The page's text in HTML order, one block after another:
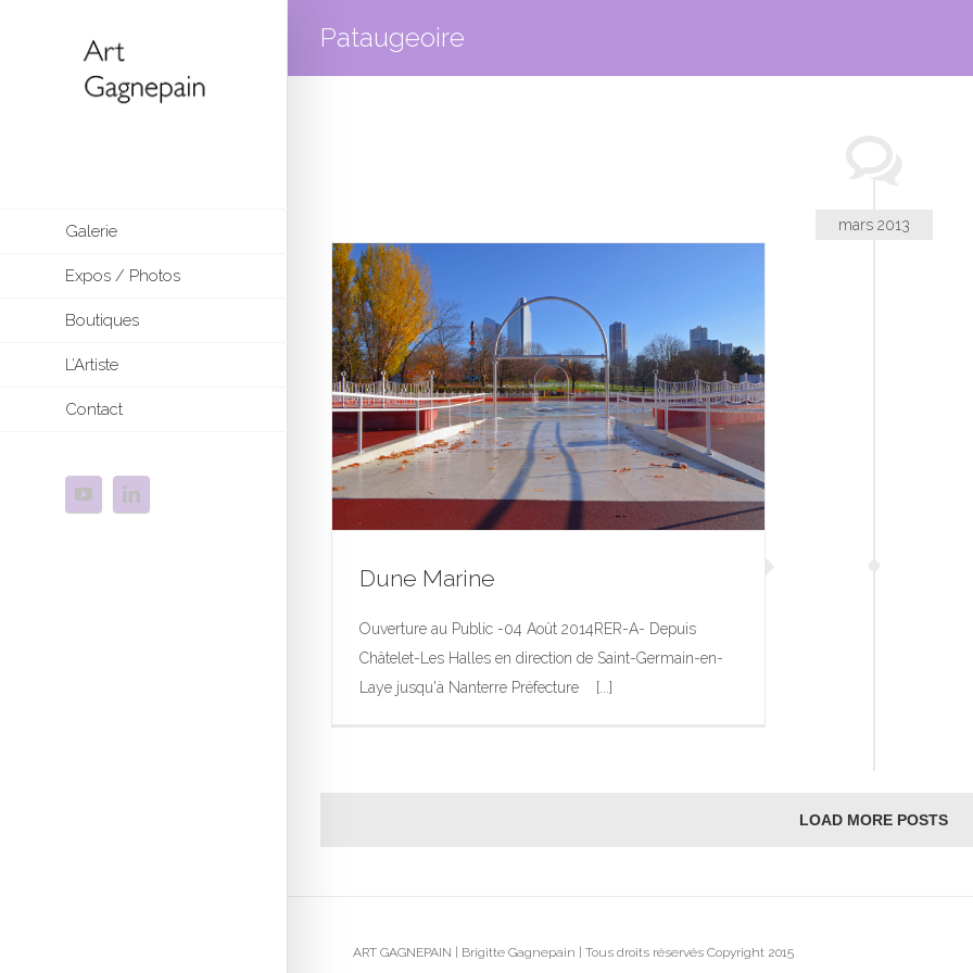
Galerie
Expos / Photos
Boutiques
L’Artiste
Contact
Pataugeoire
mars 2013
Dune Marine
Exposition
Dune Marine
Ouverture au Public -04 Août 2014RER-A- Depuis
Châtelet-Les Halles en direction de Saint-Germain-en-
Laye jusqu'à Nanterre Préfecture [...]
LOAD MORE POSTS
ART GAGNEPAIN | Brigitte Gagnepain | Tous droits réservés Copyright 2015